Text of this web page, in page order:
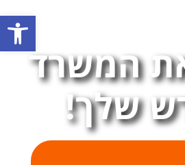
המשרד
שלך!